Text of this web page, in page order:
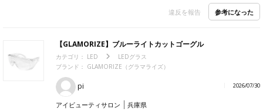
違反を報告 参考になった
【GLAMORIZE】ブルーライトカットゴーグル
カテゴリ： LED
LEDグラス
ブランド： GLAMORIZE（グラマライズ）
pi 2026/07/30
アイビューティサロン 兵庫県